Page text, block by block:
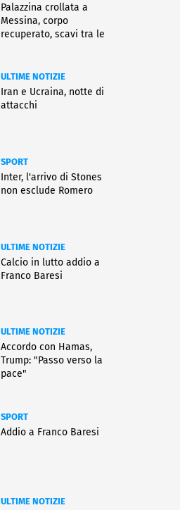
Palazzina crollata a
Messina, corpo
recuperato, scavi tra le
ULTIME NOTIZIE
Iran e Ucraina, notte di
attacchi
SPORT
Inter, l'arrivo di Stones
non esclude Romero
ULTIME NOTIZIE
Calcio in lutto addio a
Franco Baresi
ULTIME NOTIZIE
Accordo con Hamas,
Trump: "Passo verso la
pace"
SPORT
Addio a Franco Baresi
ULTIME NOTIZIE